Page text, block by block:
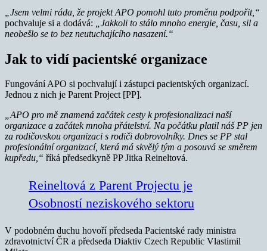
„Jsem velmi ráda, že projekt APO pomohl tuto proměnu podpořit,“
pochvaluje si a dodává:
„Jakkoli to stálo mnoho energie, času, sil a
neobešlo se to bez neutuchajícího nasazení.“
Jak to vidí pacientské organizace
Fungování APO si pochvalují i zástupci pacientských organizací.
Jednou z nich je Parent Project [PP].
„APO pro mě znamená začátek cesty k profesionalizaci naší
organizace a začátek mnoha přátelství. Na počátku platil náš PP jen
za rodičovskou organizaci s rodiči dobrovolníky. Dnes se PP stal
profesionální organizací, která má skvělý tým a posouvá se směrem
kupředu,“ říká předsedkyně PP Jitka Reineltová.
Reineltová z Parent Projectu je
Osobností neziskového sektoru
V podobném duchu hovoří předseda Pacientské rady ministra
zdravotnictví ČR a předseda Diaktiv Czech Republic Vlastimil